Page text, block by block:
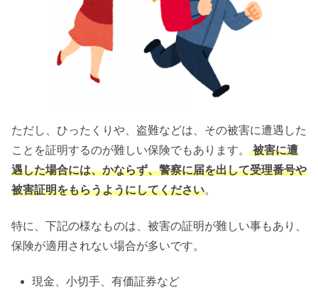
ただし、ひったくりや、盗難などは、その被害に遭遇した
ことを証明するのが難しい保険でもあります。 被害に遭
遇した場合には、かならず、警察に届を出して受理番号や
被害証明をもらうようにしてください。
特に、下記の様なものは、被害の証明が難しい事もあり、
保険が適用されない場合が多いです。
現金、小切手、有価証券など